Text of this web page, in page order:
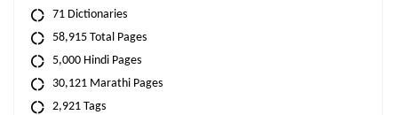
71 Dictionaries
58,915 Total Pages
5,000 Hindi Pages
30,121 Marathi Pages
2,921 Tags